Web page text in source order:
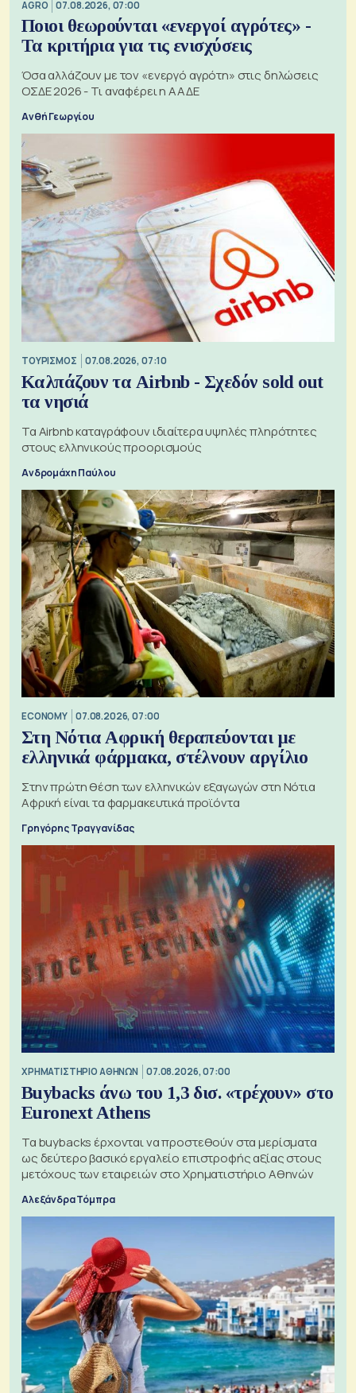
AGRO 07.08.2026, 07:00
Ποιοι θεωρούνται «ενεργοί αγρότες» -
Τα κριτήρια για τις ενισχύσεις
Όσα αλλάζουν με τον «ενεργό αγρότη» στις δηλώσεις
ΟΣΔΕ 2026 - Τι αναφέρει η ΑΑΔΕ
Ανθή Γεωργίου
ΤΟΥΡΙΣΜΟΣ 07.08.2026, 07:10
Καλπάζουν τα Airbnb - Σχεδόν sold out
τα νησιά
Τα Airbnb καταγράφουν ιδιαίτερα υψηλές πληρότητες
στους ελληνικούς προορισμούς
Ανδρομάχη Παύλου
ECONOMY 07.08.2026, 07:00
Στη Νότια Αφρική θεραπεύονται με
ελληνικά φάρμακα, στέλνουν αργίλιο
Στην πρώτη θέση των ελληνικών εξαγωγών στη Νότια
Αφρική είναι τα φαρμακευτικά προϊόντα
Γρηγόρης Τραγγανίδας
XΡΗΜΑΤΙΣΤΗΡΙΟ ΑΘΗΝΩΝ 07.08.2026, 07:00
Buybacks άνω του 1,3 δισ. «τρέχουν» στο
Euronext Athens
Τα buybacks έρχονται να προστεθούν στα μερίσματα
ως δεύτερο βασικό εργαλείο επιστροφής αξίας στους
μετόχους των εταιρειών στο Χρηματιστήριο Αθηνών
Αλεξάνδρα Τόμπρα